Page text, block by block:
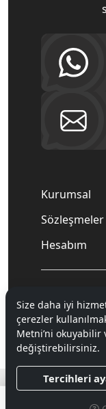
Kurumsal
Sözleşmeler
Hesabım
©
Hipotenüs
Size daha iyi
çerezler
Metni’ni
değiştirebilirsiniz.
Tercihleri